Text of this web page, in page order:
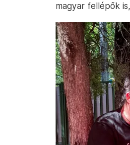
magyar fellépők